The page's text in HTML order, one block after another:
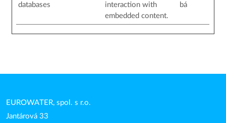
databases
interaction with
embedded content.
bá
EUROWATER, spol. s r.o.
Jantárová 33